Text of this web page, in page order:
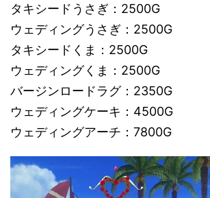
タキシードうさぎ：2500G
ウェディングうさぎ：2500G
タキシードくま：2500G
ウェディングくま：2500G
バージンロードラグ：2350G
ウェディングケーキ：4500G
ウェディングアーチ：7800G